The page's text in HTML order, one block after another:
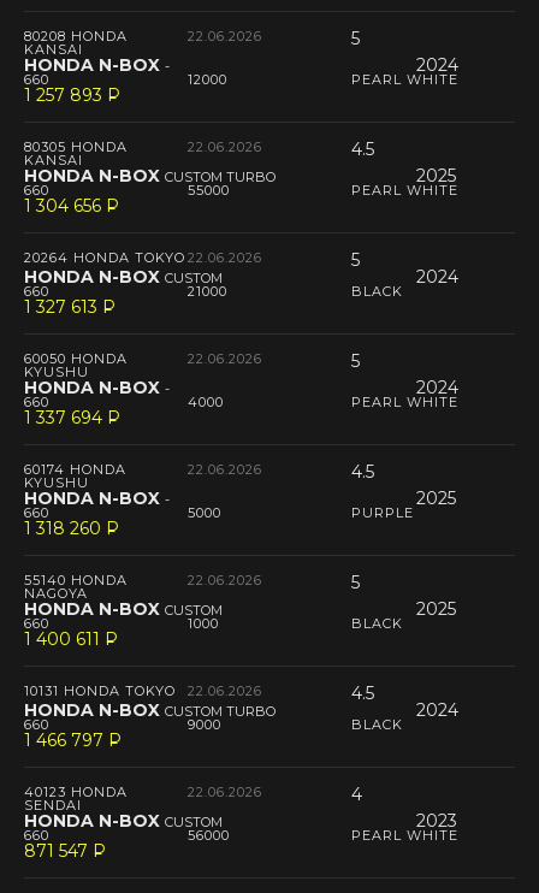
80208 HONDA
KANSAI
22.06.2026
5
HONDA N-BOX - 2024
660 12000 PEARL WHITE
1 257 893 P
--
80305 HONDA
KANSAI
22.06.2026
4.5
HONDA N-BOX CUSTOM TURBO 2025
660 55000 PEARL WHITE
1 304 656 P
--
20264 HONDA TOKYO 22.06.2026 5
HONDA N-BOX CUSTOM 2024
660 21000 BLACK
1 327 613 P
--
60050 HONDA
KYUSHU
22.06.2026
5
HONDA N-BOX - 2024
660 4000 PEARL WHITE
1 337 694 P
--
60174 HONDA
KYUSHU
22.06.2026
4.5
HONDA N-BOX - 2025
660 5000 PURPLE
1 318 260 P
--
55140 HONDA
NAGOYA
22.06.2026
5
HONDA N-BOX CUSTOM 2025
660 1000 BLACK
1 400 611 P
--
10131 HONDA TOKYO 22.06.2026 4.5
HONDA N-BOX CUSTOM TURBO 2024
660 9000 BLACK
1 466 797 P
--
40123 HONDA
SENDAI
22.06.2026
4
HONDA N-BOX CUSTOM 2023
660 56000 PEARL WHITE
871 547 P
--